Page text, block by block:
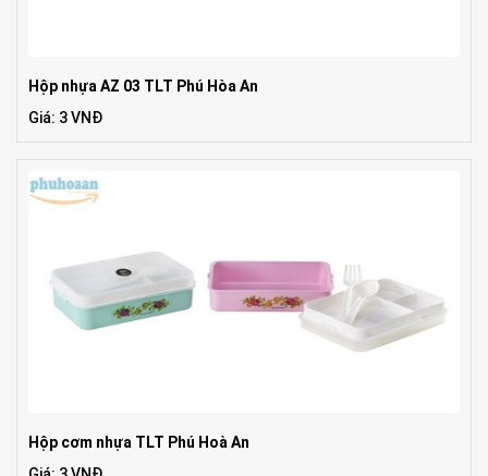
Hộp nhựa AZ 03 TLT Phú Hòa An
Giá: 3 VNĐ
Hộp cơm nhựa TLT Phú Hoà An